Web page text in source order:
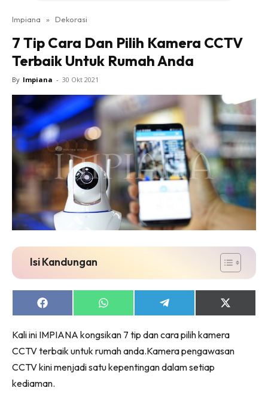
Ruang Makan
Ruang Tamu
Direktori
Interior Design
Landskap
DIY
Bilik Air
Bilik Tidur
Dapur
Ruang Makan
Make Over
Bilik Tidur
Dapur
Ruang Tamu
Menarik Lagi
Casa Impiana
Impiana Makeover
Makeover Ruang Selebriti
Impiana » Dekorasi
7 Tip Cara Dan Pilih Kamera CCTV
Terbaik Untuk Rumah Anda
By Impiana - 30 Okt 2021
Isi Kandungan
Share
on
Share
on
Share
on
Share
on
(Twitter)
Kali ini IMPIANA kongsikan 7 tip dan cara pilih kamera
CCTV terbaik untuk rumah anda.Kamera pengawasan
CCTV kini menjadi satu kepentingan dalam setiap
kediaman.